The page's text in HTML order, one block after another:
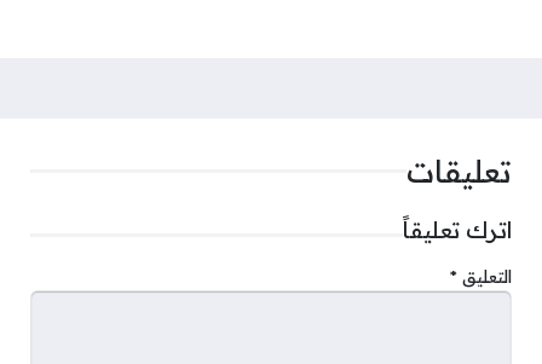
تعليقات
اترك تعليقاً
التعليق *